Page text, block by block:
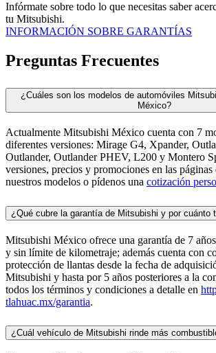
Infórmate sobre todo lo que necesitas saber
tu Mitsubishi.
INFORMACIÓN SOBRE GARANTÍAS
Preguntas Frecuentes
¿Cuáles son los modelos de automóviles
México?
Actualmente Mitsubishi México cuenta con 7
diferentes versiones: Mirage G4, Xpander,
Outlander, Outlander PHEV, L200 y Montero
versiones, precios y promociones en las páginas
nuestros modelos o pídenos una cotización
¿Qué cubre la garantía de Mitsubishi y por cuánto
Mitsubishi México ofrece una garantía de 7
y sin límite de kilometraje; además cuenta con
protección de llantas desde la fecha de
Mitsubishi y hasta por 5 años posteriores a la
todos los términos y condiciones a detalle en
tlahuac.mx/garantia.
¿Cuál vehículo de Mitsubishi rinde más